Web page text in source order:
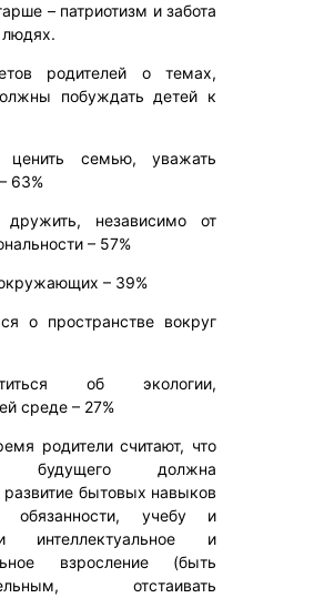
– патриотизм и забота
родителей о темах,
побуждать детей к
семью, уважать
63%
независимо от
– 57%
– 39%
о пространстве вокруг
об экологии,
среде – 27%
родители считают, что
будущего должна
бытовых навыков
обязанности, учебу и
интеллектуальное и
взросление (быть
отстаивать